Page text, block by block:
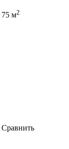
75 м2
Сравнить